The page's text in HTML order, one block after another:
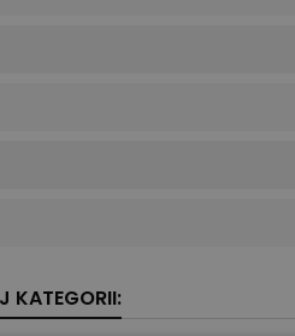
KATEGORII: